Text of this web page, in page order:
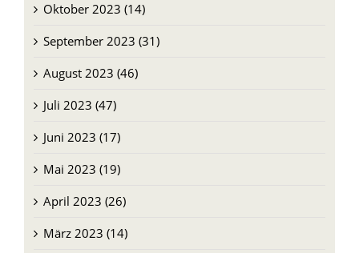
Oktober 2023 (14)
September 2023 (31)
August 2023 (46)
Juli 2023 (47)
Juni 2023 (17)
Mai 2023 (19)
April 2023 (26)
März 2023 (14)